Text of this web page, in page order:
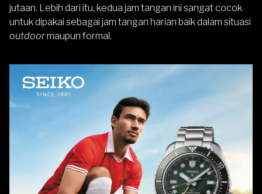
jutaan. Lebih dari itu, kedua jam tangan ini sangat cocok
untuk dipakai sebagai jam tangan harian baik dalam situasi
outdoormaupun formal.